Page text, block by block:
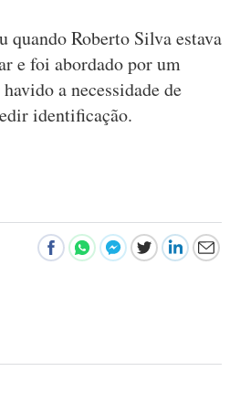
quando Roberto Silva estava
e foi abordado por um
a necessidade de
identificação.